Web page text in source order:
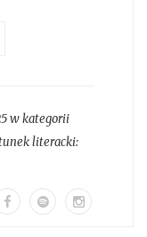
w kategorii
literacki: